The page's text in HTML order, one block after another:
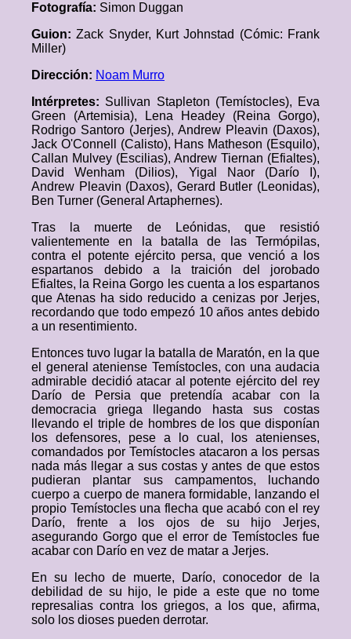
Fotografía: Simon Duggan
Guion:Zack Snyder, Kurt Johnstad (Cómic: Frank
Miller)
Dirección: Noam Murro
Intérpretes: Sullivan Stapleton (Temístocles), Eva
Green (Artemisia), Lena Headey (Reina Gorgo),
Rodrigo Santoro (Jerjes), Andrew Pleavin (Daxos),
Jack O'Connell (Calisto), Hans Matheson (Esquilo),
Callan Mulvey (Escilias), Andrew Tiernan (Efialtes),
David Wenham (Dilios), Yigal Naor (Darío I),
Andrew Pleavin (Daxos), Gerard Butler (Leonidas),
Ben Turner (General Artaphernes).
Tras la muerte de Leónidas, que resistió
valientemente en la batalla de las Termópilas,
contra el potente ejército persa, que venció a los
espartanos debido a la traición del jorobado
Efialtes, la Reina Gorgo les cuenta a los espartanos
que Atenas ha sido reducido a cenizas por Jerjes,
recordando que todo empezó 10 años antes debido
a un resentimiento.
Entonces tuvo lugar la batalla de Maratón, en la que
el general ateniense Temístocles, con una audacia
admirable decidió atacar al potente ejército del rey
Darío de Persia que pretendía acabar con la
democracia griega llegando hasta sus costas
llevando el triple de hombres de los que disponían
los defensores, pese a lo cual, los atenienses,
comandados por Temístocles atacaron a los persas
nada más llegar a sus costas y antes de que estos
pudieran plantar sus campamentos, luchando
cuerpo a cuerpo de manera formidable, lanzando el
propio Temístocles una flecha que acabó con el rey
Darío, frente a los ojos de su hijo Jerjes,
asegurando Gorgo que el error de Temístocles fue
acabar con Darío en vez de matar a Jerjes.
En su lecho de muerte, Darío, conocedor de la
debilidad de su hijo, le pide a este que no tome
represalias contra los griegos, a los que, afirma,
solo los dioses pueden derrotar.